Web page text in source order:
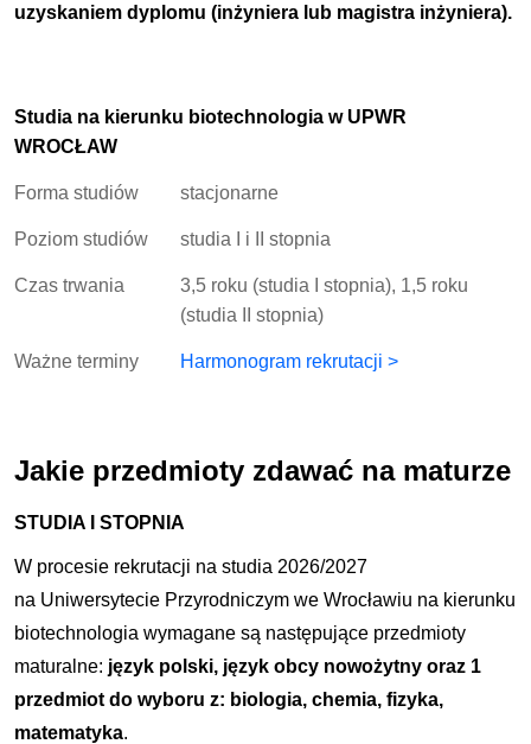
uzyskaniem dyplomu (inżyniera lub magistra inżyniera).
Studia na kierunku biotechnologia w UPWR
WROCŁAW
Forma studiów stacjonarne
Poziom studiów studia I i II stopnia
Czas trwania
3,5 roku (studia I stopnia), 1,5 roku
(studia II stopnia)
Ważne terminy Harmonogram rekrutacji >
Jakie przedmioty zdawać na maturze
STUDIA I STOPNIA
W procesie rekrutacji na studia 2026/2027
na Uniwersytecie Przyrodniczym we Wrocławiu na kierunku
biotechnologia wymagane są następujące przedmioty
maturalne: język polski, język obcy nowożytny oraz 1
przedmiot do wyboru z: biologia, chemia, fizyka,
matematyka.